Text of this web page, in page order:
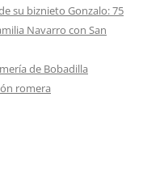
su biznieto Gonzalo: 75
Navarro con San
de Bobadilla
romera